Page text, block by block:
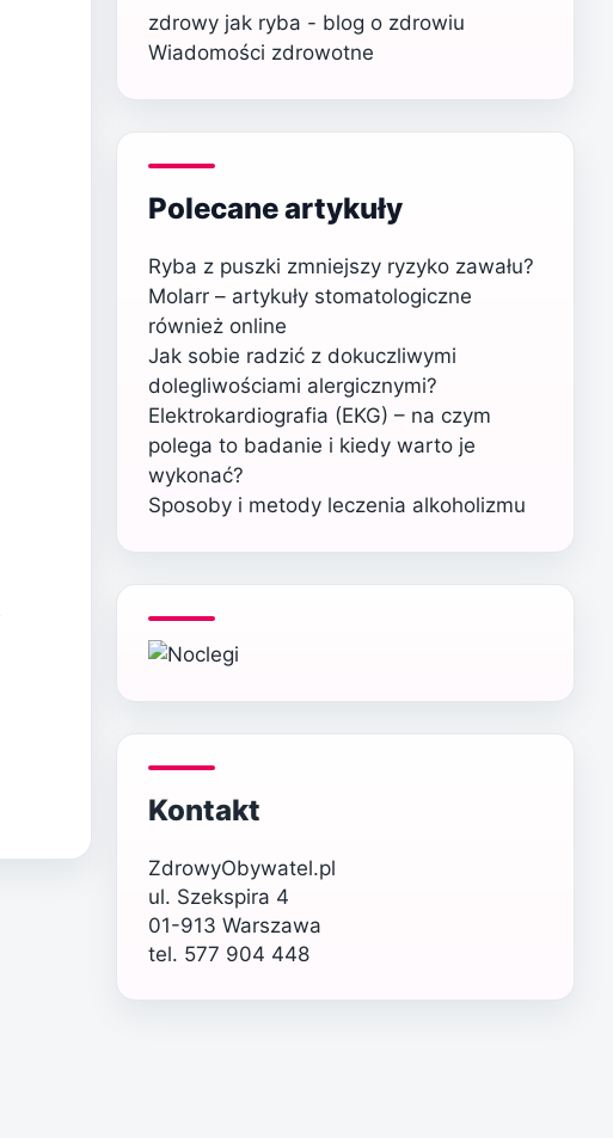
zdrowy jak ryba - blog o zdrowiu
Wiadomości zdrowotne
Polecane artykuły
Ryba z puszki zmniejszy ryzyko zawału?
Molarr – artykuły stomatologiczne
również online
Jak sobie radzić z dokuczliwymi
dolegliwościami alergicznymi?
Elektrokardiografia (EKG) – na czym
polega to badanie i kiedy warto je
wykonać?
Sposoby i metody leczenia alkoholizmu
Kontakt
ZdrowyObywatel.pl
ul. Szekspira 4
01-913 Warszawa
tel. 577 904 448